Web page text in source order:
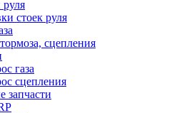
руля
стоек руля
сцепления
газа
сцепления
запчасти